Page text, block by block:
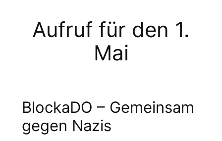
Aufruf für den 1.
Mai
BlockaDO – Gemeinsam
gegen Nazis